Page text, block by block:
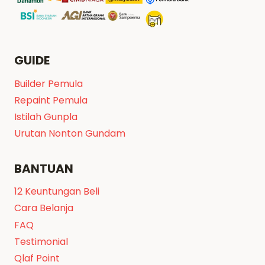
di
halaman
GUIDE
Builder Pemula
Repaint Pemula
Istilah Gunpla
Urutan Nonton Gundam
BANTUAN
12 Keuntungan Beli
Cara Belanja
FAQ
Testimonial
Qlaf Point